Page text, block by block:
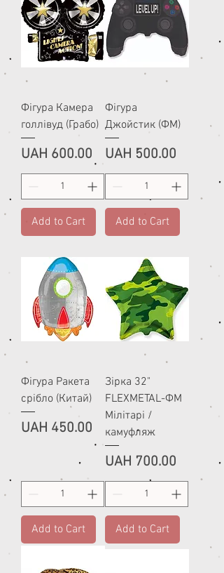
Фігура Камера
голлівуд (Грабо)
Price
UAH 600.00
Add to Cart
Фігура
Джойстик (ФМ)
Price
UAH 500.00
Add to Cart
Фігура Ракета
срібло (Китай)
Price
UAH 450.00
Add to Cart
Зірка 32"
FLEXMETAL-ФМ
Мілітарі /
камуфляж
Price
UAH 700.00
Add to Cart